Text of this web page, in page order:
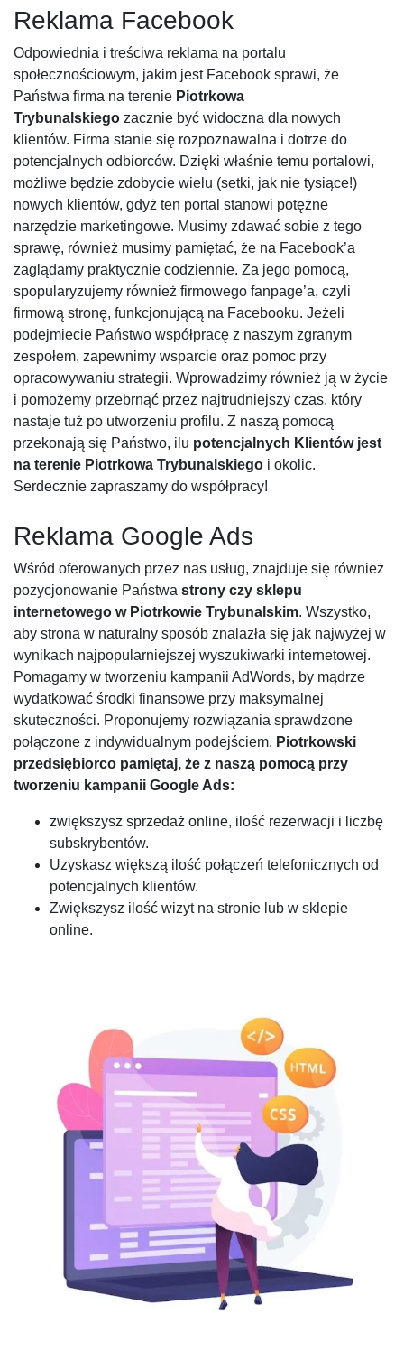
Reklama Facebook
Odpowiednia i treściwa reklama na portalu
społecznościowym, jakim jest Facebook sprawi, że
Państwa firma na terenie Piotrkowa
Trybunalskiego zacznie być widoczna dla nowych
klientów. Firma stanie się rozpoznawalna i dotrze do
potencjalnych odbiorców. Dzięki właśnie temu portalowi,
możliwe będzie zdobycie wielu (setki, jak nie tysiące!)
nowych klientów, gdyż ten portal stanowi potężne
narzędzie marketingowe. Musimy zdawać sobie z tego
sprawę, również musimy pamiętać, że na Facebook’a
zaglądamy praktycznie codziennie. Za jego pomocą,
spopularyzujemy również firmowego fanpage’a, czyli
firmową stronę, funkcjonującą na Facebooku. Jeżeli
podejmiecie Państwo współpracę z naszym zgranym
zespołem, zapewnimy wsparcie oraz pomoc przy
opracowywaniu strategii. Wprowadzimy również ją w życie
i pomożemy przebrnąć przez najtrudniejszy czas, który
nastaje tuż po utworzeniu profilu. Z naszą pomocą
przekonają się Państwo, ilu potencjalnych Klientów jest
na terenie Piotrkowa Trybunalskiego i okolic.
Serdecznie zapraszamy do współpracy!
Reklama Google Ads
Wśród oferowanych przez nas usług, znajduje się również
pozycjonowanie Państwa strony czy sklepu
internetowego w Piotrkowie Trybunalskim. Wszystko,
aby strona w naturalny sposób znalazła się jak najwyżej w
wynikach najpopularniejszej wyszukiwarki internetowej.
Pomagamy w tworzeniu kampanii AdWords, by mądrze
wydatkować środki finansowe przy maksymalnej
skuteczności. Proponujemy rozwiązania sprawdzone
połączone z indywidualnym podejściem. Piotrkowski
przedsiębiorco pamiętaj, że z naszą pomocą przy
tworzeniu kampanii Google Ads:
zwiększysz sprzedaż online, ilość rezerwacji i liczbę
subskrybentów.
Uzyskasz większą ilość połączeń telefonicznych od
potencjalnych klientów.
Zwiększysz ilość wizyt na stronie lub w sklepie
online.